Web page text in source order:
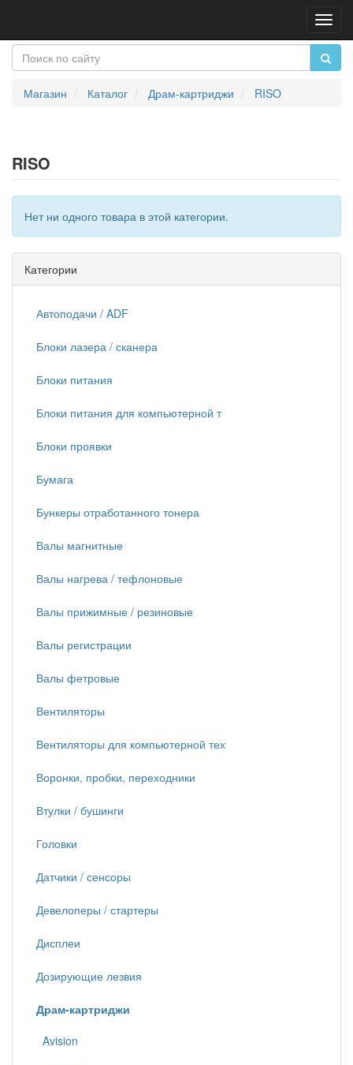
Магазин Каталог Драм-картриджи RISO
RISO
Нет ни одного товара в этой категории.
Категории
Автоподачи / ADF
Блоки лазера / сканера
Блоки питания
Блоки питания для компьютерной т
Блоки проявки
Бумага
Бункеры отработанного тонера
Валы магнитные
Валы нагрева / тефлоновые
Валы прижимные / резиновые
Валы регистрации
Валы фетровые
Вентиляторы
Вентиляторы для компьютерной тех
Воронки, пробки, переходники
Втулки / бушинги
Головки
Датчики / сенсоры
Девелоперы / стартеры
Дисплеи
Дозирующие лезвия
Драм-картриджи
Avision